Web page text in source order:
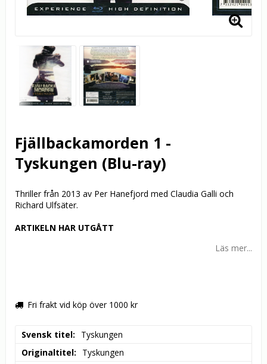
Fjällbackamorden 1 -
Tyskungen (Blu-ray)
Thriller från 2013 av Per Hanefjord med Claudia Galli och
Richard Ulfsäter.
ARTIKELN HAR UTGÅTT
Läs mer...
Fri frakt vid köp över 1000 kr
Svensk titel
Tyskungen
Originaltitel
Tyskungen